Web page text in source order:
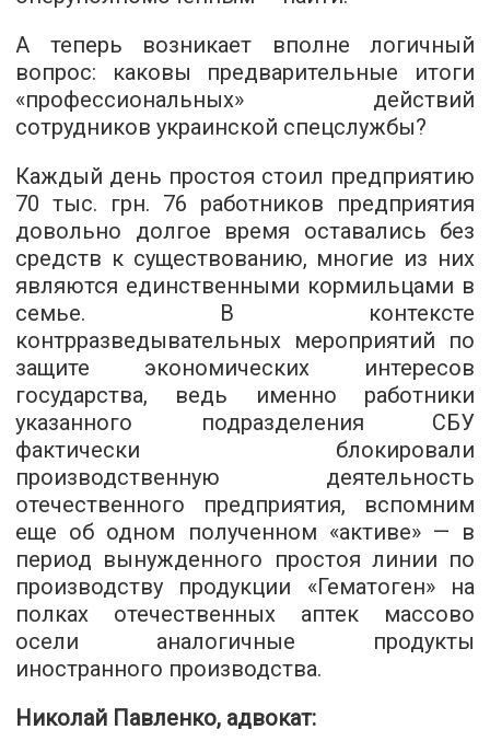
А теперь возникает вполне логичный
вопрос: каковы предварительные итоги
«профессиональных» действий
сотрудников украинской спецслужбы?
Каждый день простоя стоил предприятию
70 тыс. грн. 76 работников предприятия
довольно долгое время оставались без
средств к существованию, многие из них
являются единственными кормильцами в
семье. В контексте
контрразведывательных мероприятий по
защите экономических интересов
государства, ведь именно работники
указанного подразделения СБУ
фактически блокировали
производственную деятельность
отечественного предприятия, вспомним
еще об одном полученном «активе» — в
период вынужденного простоя линии по
производству продукции «Гематоген» на
полках отечественных аптек массово
осели аналогичные продукты
иностранного производства.
Николай Павленко, адвокат: